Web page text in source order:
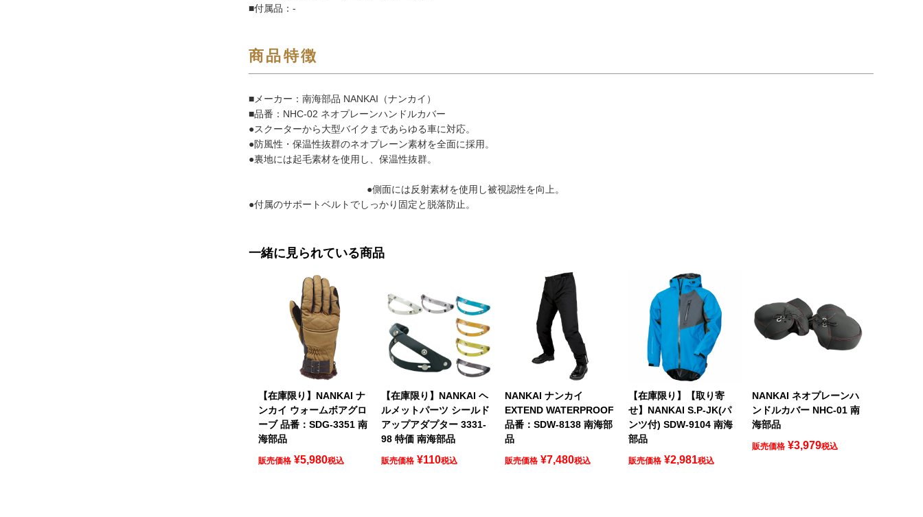
■付属品：-
商品特徴
■メーカー：南海部品 NANKAI（ナンカイ）
■品番：NHC-02 ネオプレーンハンドルカバー
●スクーターから大型バイクまであらゆる車に対応。
●防風性・保温性抜群のネオプレーン素材を全面に採用。
●裏地には起毛素材を使用し、保温性抜群。
●側面には反射素材を使用し被視認性を向上。
●付属のサポートベルトでしっかり固定と脱落防止。
一緒に見られている商品
【在庫限り】NANKAI ナ
ンカイ ウォームボアグロ
ーブ 品番：SDG-3351 南
海部品
販売価格 ¥5,980税込
【在庫限り】NANKAI ヘ
ルメットパーツ シールド
アップアダプター 3331-
98 特価 南海部品
販売価格 ¥110税込
NANKAI ナンカイ
EXTEND WATERPROOF
品番：SDW-8138 南海部
品
販売価格 ¥7,480税込
【在庫限り】【取り寄
せ】NANKAI S.P-JK(パ
ンツ付) SDW-9104 南海
部品
販売価格 ¥2,981税込
NANKAI ネオプレーンハ
ンドルカバー NHC-01 南
海部品
販売価格 ¥3,979税込